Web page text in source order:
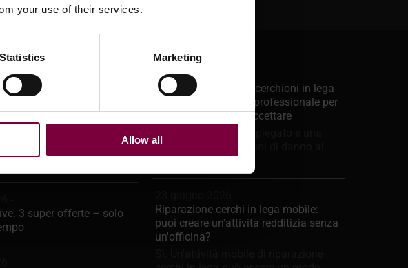
your use of their services.
Statistics Marketing
Allow all
per il tuo DCM
3 super offerte – solo
Ultimi messaggi
Giugno 29, 2026
La raddrizzatura dei cerchioni in lega
è sicura? Una guida professionale per
sapere quali lavori accettare
Un cerchione in lega piegato è una
delle forme più comuni di danno ai
cerchioni. Le buche,...
Riparazione cerchi in lega mobile:
puoi creare un'attività redditizia senza
un'officina?